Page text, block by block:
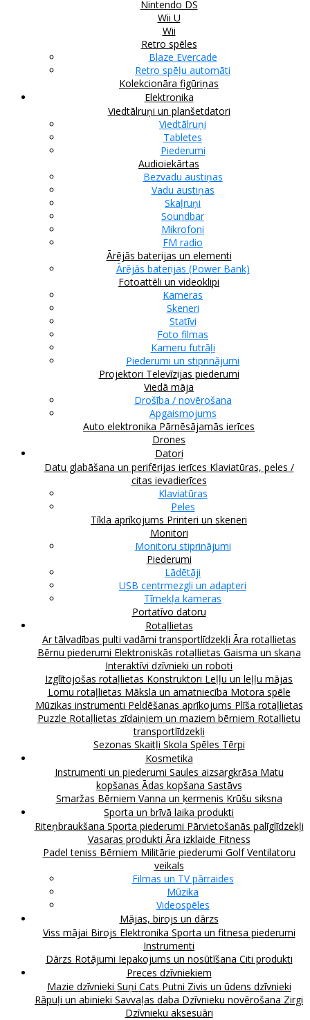
Nintendo DS
Wii U
Wii
Retro spēles
Blaze Evercade
Retro spēļu automāti
Kolekcionāra figūriņas
Elektronika
Viedtālruņi un planšetdatori
Viedtālruņi
Tabletes
Piederumi
Audioiekārtas
Bezvadu austiņas
Vadu austiņas
Skaļruņi
Soundbar
Mikrofoni
FM radio
Ārējās baterijas un elementi
Ārējās baterijas (Power Bank)
Fotoattēli un videoklipi
Kameras
Skeneri
Statīvi
Foto filmas
Kameru futrāļi
Piederumi un stiprinājumi
Projektori Televīzijas piederumi
Viedā māja
Drošība / novērošana
Apgaismojums
Auto elektronika Pārnēsājamās ierīces
Drones
Datori
Datu glabāšana un perifērijas ierīces Klaviatūras, peles /
citas ievadierīces
Klaviatūras
Peles
Tīkla aprīkojums Printeri un skeneri
Monitori
Monitoru stiprinājumi
Piederumi
Lādētāji
USB centrmezgli un adapteri
Tīmekļa kameras
Portatīvo datoru
Rotaļlietas
Ar tālvadības pulti vadāmi transportlīdzekļi Āra rotaļlietas
Bērnu piederumi Elektroniskās rotaļlietas Gaisma un skaņa
Interaktīvi dzīvnieki un roboti
Izglītojošas rotaļlietas Konstruktori Leļļu un leļļu mājas
Lomu rotaļlietas Māksla un amatniecība Motora spēle
Mūzikas instrumenti Peldēšanas aprīkojums Plīša rotaļlietas
Puzzle Rotaļlietas zīdaiņiem un maziem bērniem Rotaļlietu
transportlīdzekļi
Sezonas Skaitļi Skola Spēles Tērpi
Kosmetika
Instrumenti un piederumi Saules aizsargkrāsa Matu
kopšanas Ādas kopšana Sastāvs
Smaržas Bērniem Vanna un ķermenis Krūšu siksna
Sporta un brīvā laika produkti
Riteņbraukšana Sporta piederumi Pārvietošanās palīglīdzekļi
Vasaras produkti Āra izklaide Fitness
Padel teniss Bērniem Militārie piederumi GolfVentilatoru
veikals
Filmas un TV pārraides
Mūzika
Videospēles
Mājas, birojs un dārzs
Viss mājai Birojs Elektronika Sporta un fitnesa piederumi
Instrumenti
Dārzs Rotājumi Iepakojums un nosūtīšana Citi produkti
Preces dzīvniekiem
Mazie dzīvnieki Suņi Cats Putni Zivis un ūdens dzīvnieki
Rāpuļi un abinieki Savvaļas daba Dzīvnieku novērošana Zirgi
Dzīvnieku aksesuāri